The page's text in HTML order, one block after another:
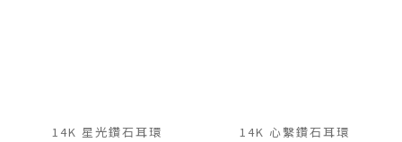
14K 星光鑽石耳環 14K 心繫鑽石耳環